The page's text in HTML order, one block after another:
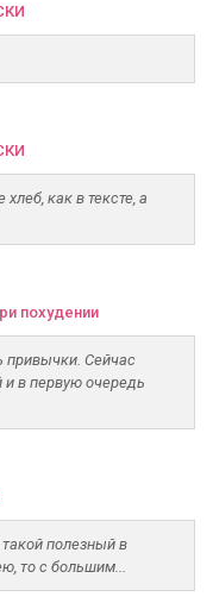
как в тексте, а
похудении
привычки. Сейчас
в первую очередь
полезный в
то с большим...